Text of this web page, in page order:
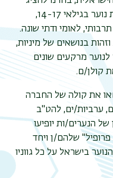
תערוכת צילומים של כ- 15-17 בני ובנות נוער בגילאי 14-17,
לאומי ודתי שונה.
בנושאים של מיניות,
מרקעים שונים
קולן/ם.
את קולה של החברה
ערביות/ים, להט"ב
הנערים/ות יופיעו
שלהם/ן ויחד
בישראל על כל גווניו